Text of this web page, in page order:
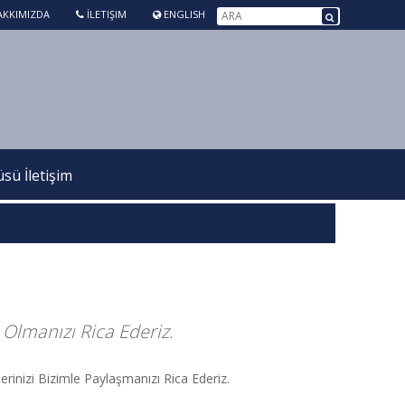
İLETIŞIM ENGLISH
İletişim
Rica Ederiz.
Bizimle Paylaşmanızı Rica Ederiz.